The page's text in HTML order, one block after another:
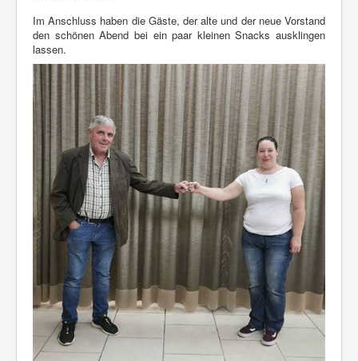
Im Anschluss haben die Gäste, der alte und der neue Vorstand
den schönen Abend bei ein paar kleinen Snacks ausklingen
lassen.